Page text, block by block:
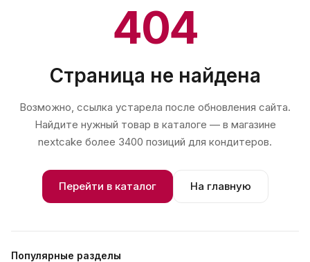
404
Страница не найдена
Возможно, ссылка устарела после обновления сайта.
Найдите нужный товар в каталоге — в магазине
nextcake более 3400 позиций для кондитеров.
Перейти в каталог На главную
Популярные разделы